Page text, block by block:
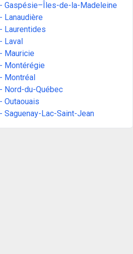
Gaspésie–Îles-de-la-Madeleine
Lanaudière
Laurentides
Laval
Mauricie
Montérégie
Montréal
Nord-du-Québec
Outaouais
Lac-Saint-Jean